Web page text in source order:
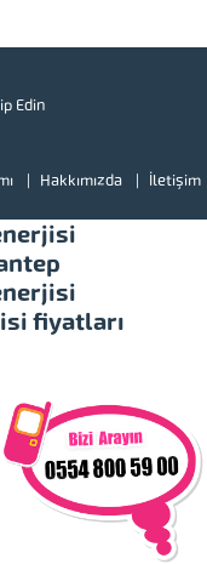
Edin
Hakkımızda İletişim
fiyatları